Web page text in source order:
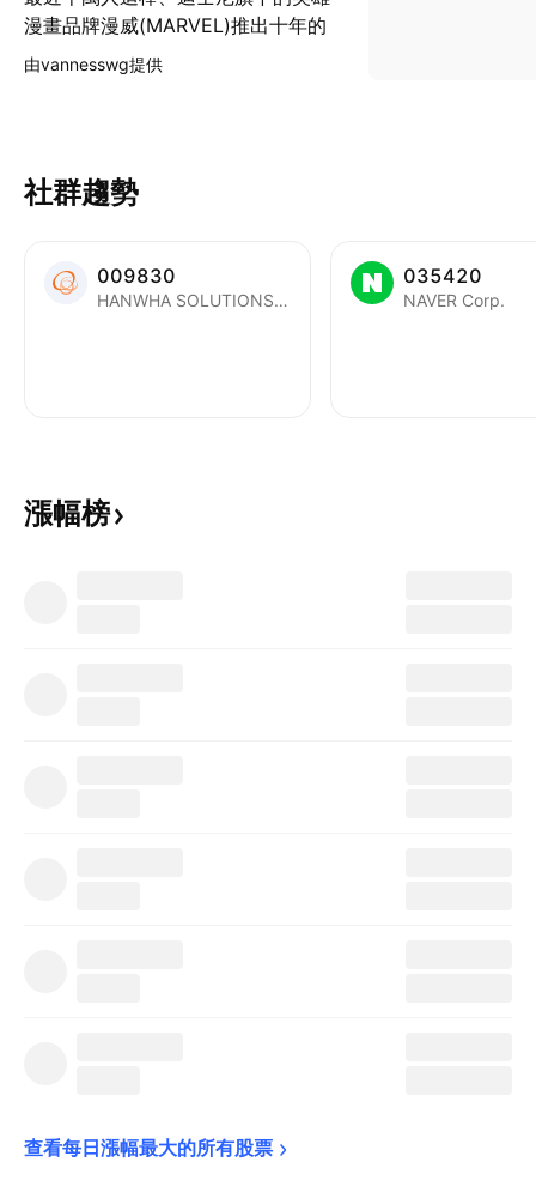
漫畫品牌漫威(MARVEL)推出十年的
電影系列最後一集，昨天連清晨5時
較知名的是韓國上市公司
戲Marvel未來之戰： 這兩個遊戲在
2018年第四季業績中，佔了
由vannesswg提供
社群趨勢
009830
HANWHA SOLUTIONS CORPORATION
035420
NAVER Corp.
漲幅榜
查看每日漲幅最大的所有股票